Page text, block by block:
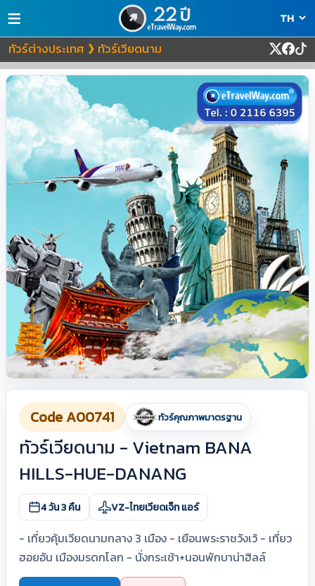
≡
ทัวร์ต่างประเทศ ❯ ทัวร์เวียดนาม
Code A00741 ทัวร์คุณภาพมาตรฐาน
ทัวร์เวียดนาม - Vietnam BANA
HILLS-HUE-DANANG
4 วัน 3 คืน VZ-ไทยเวียดเจ็ท แอร์
- เที่ยวคุ้มเวียดนามกลาง 3 เมือง - เยือนพระราชวังเว้ - เที่ยว
ฮอยอัน เมืองมรดกโลก - นั่งกระเช้า+นอนพักบาน่าฮิลล์